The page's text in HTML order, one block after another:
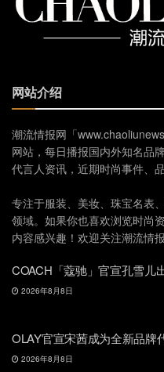
网站介绍
潮流情报网「
网站，每日播报国内外知名品
代言人资讯，近期时尚事件、
专注于服装、美妆、珠宝名表
领域。如果你也喜欢浏览时尚
内容感兴趣！欢迎关注潮流情
COACH「蔻驰」官宣孔雪儿
2026年8月8日
OLAY官宣宋茜成为全新品牌
2026年8月8日